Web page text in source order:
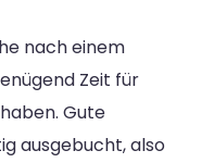
nach einem
Zeit für
Gute
ausgebucht, also